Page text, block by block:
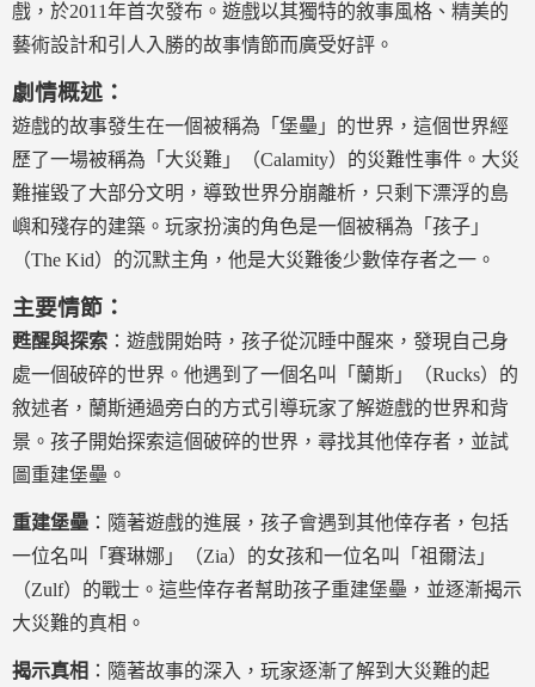
戲，於2011年首次發布。遊戲以其獨特的敘事風格、精美的
藝術設計和引人入勝的故事情節而廣受好評。
劇情概述：
遊戲的故事發生在一個被稱為「堡壘」的世界，這個世界經
歷了一場被稱為「大災難」（Calamity）的災難性事件。大災
難摧毀了大部分文明，導致世界分崩離析，只剩下漂浮的島
嶼和殘存的建築。玩家扮演的角色是一個被稱為「孩子」
（The Kid）的沉默主角，他是大災難後少數倖存者之一。
主要情節：
甦醒與探索 ：遊戲開始時，孩子從沉睡中醒來，發現自己身
處一個破碎的世界。他遇到了一個名叫「蘭斯」（Rucks）的
敘述者，蘭斯通過旁白的方式引導玩家了解遊戲的世界和背
景。孩子開始探索這個破碎的世界，尋找其他倖存者，並試
圖重建堡壘。
重建堡壘 ：隨著遊戲的進展，孩子會遇到其他倖存者，包括
一位名叫「賽琳娜」（Zia）的女孩和一位名叫「祖爾法」
（Zulf）的戰士。這些倖存者幫助孩子重建堡壘，並逐漸揭示
大災難的真相。
揭示真相 ：隨著故事的深入，玩家逐漸了解到大災難的起